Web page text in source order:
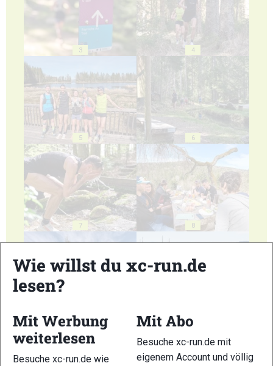
3 4
5 6
7 8
Wie willst du xc-run.de
lesen?
Mit Werbung
weiterlesen
Besuche xc-run.de wie
Mit Abo
Besuche xc-run.de mit
eigenem Account und völlig